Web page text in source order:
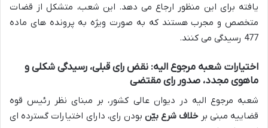
یافته برای این منظور ارجاع می دهد. این شعب، متشکل از قضات
متخصص و مجرب هستند که به صورت ویژه به پرونده های ماده
477 رسیدگی می کنند.
اختیارات شعبه مرجوع الیه: نقض رای قبلی، رسیدگی شکلی و
ماهوی مجدد، صدور رای مقتضی
شعبه مرجوع الیه در دیوان عالی کشور، بر مبنای نظر رئیس قوه
قضاییه مبنی بر خلاف شرع بیّنبودن رای، دارای اختیارات گسترده ای